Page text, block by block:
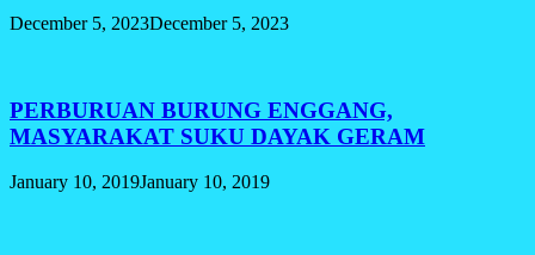
December 5, 2023December 5, 2023
PERBURUAN BURUNG ENGGANG,
MASYARAKAT SUKU DAYAK GERAM
January 10, 2019January 10, 2019